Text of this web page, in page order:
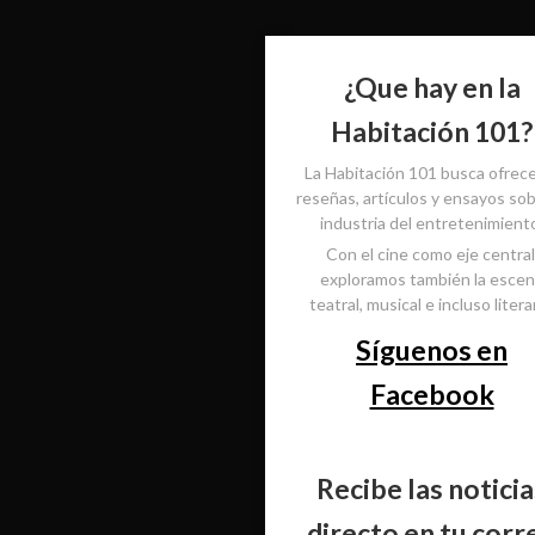
¿Que hay en la
Habitación 101?
La Habitación 101 busca
reseñas, artículos y ensayos
industria del
Con el cine como eje
exploramos también la
teatral, musical e incluso
Síguenos en
Facebook
Recibe las